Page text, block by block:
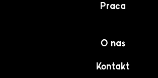
Praca
O nas
Kontakt